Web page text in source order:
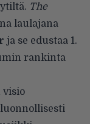
The
laulajana
ja se edustaa 1.
rankinta
visio